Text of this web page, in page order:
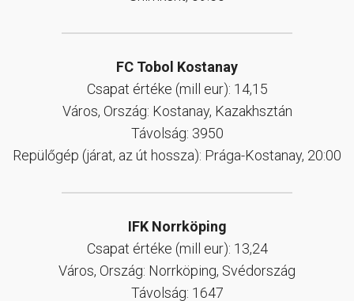
FC Tobol Kostanay
Csapat értéke (mill eur): 14,15
Város, Ország: Kostanay, Kazakhsztán
Távolság: 3950
Repülőgép (járat, az út hossza): Prága-Kostanay, 20:00
IFK Norrköping
Csapat értéke (mill eur): 13,24
Város, Ország: Norrköping, Svédország
Távolság: 1647